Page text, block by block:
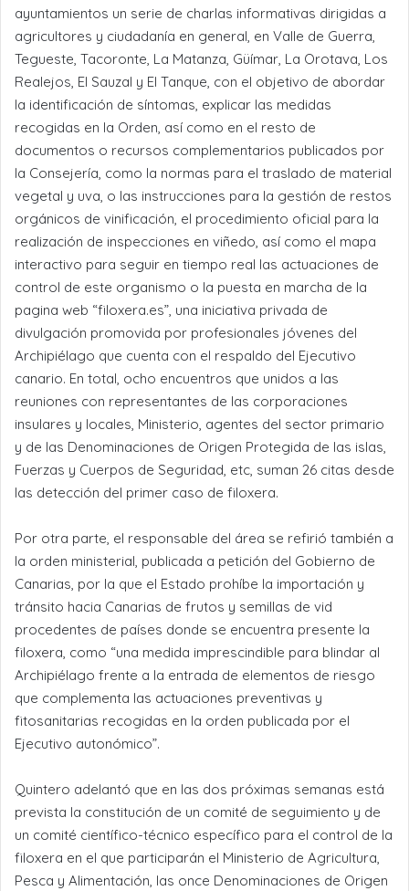
ayuntamientos un serie de charlas informativas dirigidas a
agricultores y ciudadanía en general, en Valle de Guerra,
Tegueste, Tacoronte, La Matanza, Güímar, La Orotava, Los
Realejos, El Sauzal y El Tanque, con el objetivo de abordar
la identificación de síntomas, explicar las medidas
recogidas en la Orden, así como en el resto de
documentos o recursos complementarios publicados por
la Consejería, como la normas para el traslado de material
vegetal y uva, o las instrucciones para la gestión de restos
orgánicos de vinificación, el procedimiento oficial para la
realización de inspecciones en viñedo, así como el mapa
interactivo para seguir en tiempo real las actuaciones de
control de este organismo o la puesta en marcha de la
pagina web “filoxera.es”, una iniciativa privada de
divulgación promovida por profesionales jóvenes del
Archipiélago que cuenta con el respaldo del Ejecutivo
canario. En total, ocho encuentros que unidos a las
reuniones con representantes de las corporaciones
insulares y locales, Ministerio, agentes del sector primario
y de las Denominaciones de Origen Protegida de las islas,
Fuerzas y Cuerpos de Seguridad, etc, suman 26 citas desde
las detección del primer caso de filoxera.
Por otra parte, el responsable del área se refirió también a
la orden ministerial, publicada a petición del Gobierno de
Canarias, por la que el Estado prohíbe la importación y
tránsito hacia Canarias de frutos y semillas de vid
procedentes de países donde se encuentra presente la
filoxera, como “una medida imprescindible para blindar al
Archipiélago frente a la entrada de elementos de riesgo
que complementa las actuaciones preventivas y
fitosanitarias recogidas en la orden publicada por el
Ejecutivo autonómico”.
Quintero adelantó que en las dos próximas semanas está
prevista la constitución de un comité de seguimiento y de
un comité científico-técnico específico para el control de la
filoxera en el que participarán el Ministerio de Agricultura,
Pesca y Alimentación, las once Denominaciones de Origen